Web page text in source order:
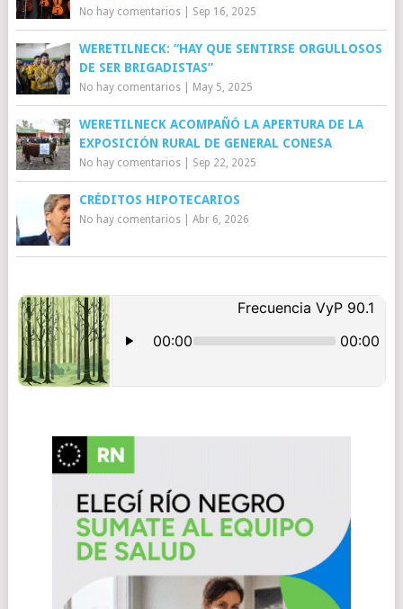
No hay comentarios| Sep 16, 2025
WERETILNECK: “HAY QUE SENTIRSE ORGULLOSOS
DE SER BRIGADISTAS”
No hay comentarios| May 5, 2025
WERETILNECK ACOMPAÑÓ LA APERTURA DE LA
EXPOSICIÓN RURAL DE GENERAL CONESA
No hay comentarios| Sep 22, 2025
CRÉDITOS HIPOTECARIOS
No hay comentarios| Abr 6, 2026